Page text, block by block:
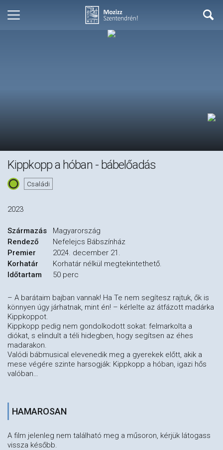
Kippkopp a hóban - bábelőadás
Családi
2023
Származás
Magyarország
Rendező
Nefelejcs Bábszínház
Premier
2024. december 21.
Korhatár
Korhatár nélkül megtekintethető.
Időtartam
50 perc
– A barátaim bajban vannak! Ha Te nem segítesz rajtuk, ők is
könnyen úgy járhatnak, mint én! – kérlelte az átfázott madárka
Kippkoppot.
Kippkopp pedig nem gondolkodott sokat: felmarkolta a
diókat, s elindult a téli hidegben, hogy segítsen az éhes
madarakon.
Valódi bábmusical elevenedik meg a gyerekek előtt, akik a
mese végére szinte harsogják: Kippkopp a hóban, igazi hős
valóban…
HAMAROSAN
A film jelenleg nem található meg a műsoron, kérjük látogass
vissza később.